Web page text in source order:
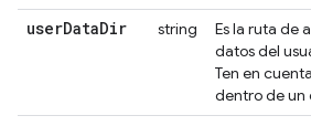
userDataDir string
Es la ruta de
datos del
Ten en
dentro de un